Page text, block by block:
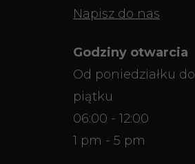
Napisz do nas
Godziny otwarcia
Od poniedziałku do
piątku
06:00 - 12:00
1 pm - 5 pm